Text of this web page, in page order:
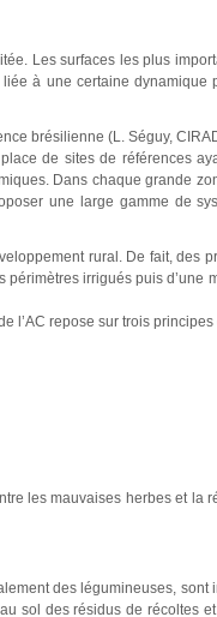
Les surfaces les plus
à une certaine dynamique
brésilienne (L. Séguy,
de sites de références
Dans chaque grande
une large gamme de
rural. De fait, des
irrigués puis d’une
l’AC repose sur trois
les mauvaises herbes et la
des légumineuses, sont
sol des résidus de récoltes